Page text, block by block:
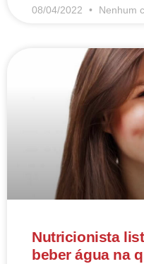
08/04/2022 Nenhum
Nutricionista
beber água na